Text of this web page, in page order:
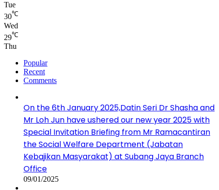
Tue
30℃
Wed
29℃
Thu
Popular
Recent
Comments
On the 6th January 2025,Datin Seri Dr Shasha and
Mr Loh Jun have ushered our new year 2025 with
Special Invitation Briefing from Mr Ramacantiran
the Social Welfare Department (Jabatan
Kebajikan Masyarakat) at Subang Jaya Branch
Office
09/01/2025